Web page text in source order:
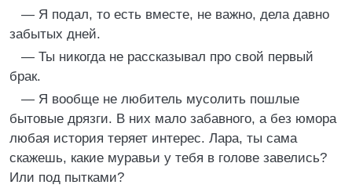
— Я подал, то есть вместе, не важно, дела давно
забытых дней.
— Ты никогда не рассказывал про свой первый
брак.
— Я вообще не любитель мусолить пошлые
бытовые дрязги. В них мало забавного, а без юмора
любая история теряет интерес. Лара, ты сама
скажешь, какие муравьи у тебя в голове завелись?
Или под пытками?